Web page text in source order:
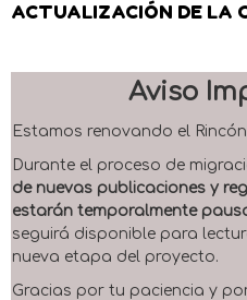
ACTUALIZACIÓN DE LA
Aviso
Estamos renovando el
Durante el proceso de
de nuevas publicaciones y
estarán temporalmente
seguirá disponible para
nueva etapa del proyecto.
Gracias por tu paciencia y